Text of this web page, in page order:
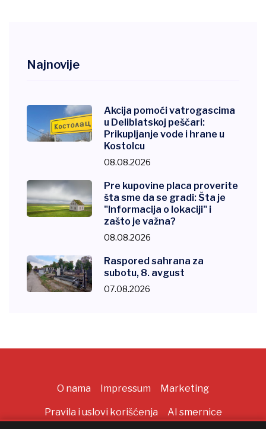
Najnovije
Akcija pomoći vatrogascima
u Deliblatskoj peščari:
Prikupljanje vode i hrane u
Kostolcu
08.08.2026
Pre kupovine placa proverite
šta sme da se gradi: Šta je
"Informacija o lokaciji" i
zašto je važna?
08.08.2026
Raspored sahrana za
subotu, 8. avgust
07.08.2026
O nama Impressum Marketing
Pravila i uslovi korišćenja AI smernice